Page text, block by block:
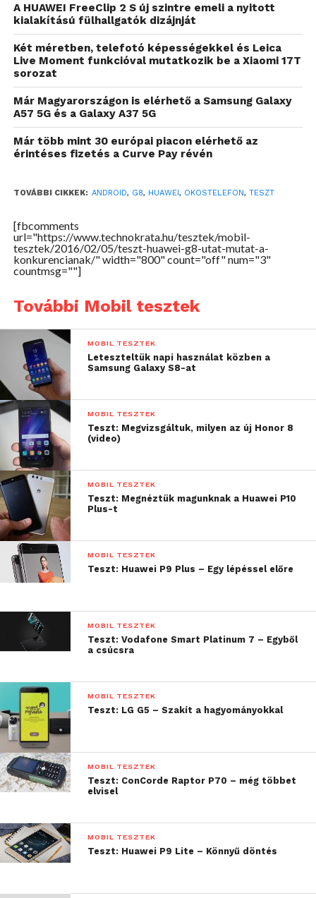
A tesztpéldány fehér előlappal és pezsgőszínű
látványon. Már az előd G7 is igen dekoratív készülék
volt, a G8 pedig még ezt próbálja meg fokozni. Az
előlapot borító, lekerekített szélű Gorilla Glass
üveglap és a ház többi részét kitevő, egyetlen
hihetlenül magas minőségi hatást kelt. Az
csúcskategóriában is simán megállná a helyét.
Formailag nem sokat változtattak az elődhöz képest,
de ez nem baj.
Nem egy apró telefon, hosszát és szélességét
vékonyságával ellensúlyozza. Elöl továbbra is egy 5,5
hüvelykes kijelzőt nézhetünk, ám a felbontást
immár Full HD-re tolták fel, úgyhogy a
képminőségre sem lehet egy rossz szavunk sem.
Alul és felul egész szerény a kávák mérete, viszont
az oldalaknál kissé csaltak, bekapcsolás után látszik,
hogy az üvegen belül van még egy fekete keret a
kezelőgombok, azokat is a kijelzőre költöztették
virtuális formában. Felülről nem hiányzik semmi, az
előlapi kamera és a szokásos fény-, illetve
feledkeztek meg. Hátulról is gyönyörű a látvány, a
hűvös fém felületét alul némi felirat, felül pedig a
süllyesztett ujjlenyomat-olvasó, illetve a kamera
kissé kiemelkedő optikája töri meg. A két végén lévő
betét az antennák kivezetését rejti, ezek
műanyagból készültek, de tapintásra ezt szinte nem
is érezzük. Oldalt már igazi minimalizmus uralkodik,
baloldalt a SIM-tálca, alul a microUSB, míg felül a 3,5
mm-es jack.
A HUAWEI FreeClip 2 S új szintre emeli a nyitott
kialakítású fülhallgatók dizájnját
Két méretben, telefotó képességekkel és Leica
Live Moment funkcióval mutatkozik be a Xiaomi 17T
sorozat
Már Magyarországon is elérhető a Samsung Galaxy
A57 5G és a Galaxy A37 5G
Már több mint 30 európai piacon elérhető az
érintéses fizetés a Curve Pay révén
TOVÁBBI CIKKEK: ANDROID, G8, HUAWEI, OKOSTELEFON, TESZT
[fbcomments
url="https://www.technokrata.hu/tesztek/mobil-
tesztek/2016/02/05/teszt-huawei-g8-utat-mutat-a-
konkurencianak/" width="800" count="off" num="3"
countmsg=""]
További Mobil tesztek
MOBIL TESZTEK
Leteszteltük napi használat közben a
Samsung Galaxy S8-at
MOBIL TESZTEK
Teszt: Megvizsgáltuk, milyen az új Honor 8
(video)
MOBIL TESZTEK
Teszt: Megnéztük magunknak a Huawei P10
Plus-t
MOBIL TESZTEK
Teszt: Huawei P9 Plus – Egy lépéssel előre
MOBIL TESZTEK
Teszt: Vodafone Smart Platinum 7 – Egyből
a csúcsra
MOBIL TESZTEK
Teszt: LG G5 – Szakít a hagyományokkal
MOBIL TESZTEK
Teszt: ConCorde Raptor P70 – még többet
elvisel
MOBIL TESZTEK
Teszt: Huawei P9 Lite – Könnyű döntés